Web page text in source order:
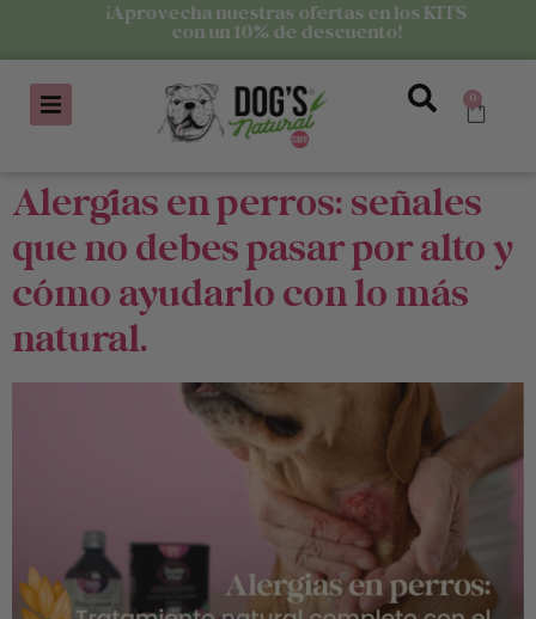
¡Aprovecha nuestras ofertas en los KITS
con un 10% de descuento!
0
Alergias en perros: señales
que no debes pasar por alto y
cómo ayudarlo con lo más
natural.